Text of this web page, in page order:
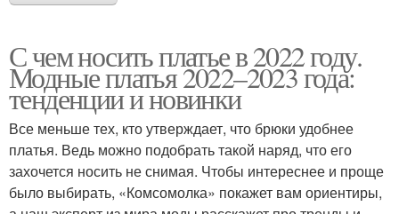
С чем носить платье в 2022 году.
Модные платья 2022–2023 года:
тенденции и новинки
Все меньше тех, кто утверждает, что брюки удобнее
платья. Ведь можно подобрать такой наряд, что его
захочется носить не снимая. Чтобы интереснее и проще
было выбирать, «Комсомолка» покажет вам ориентиры,